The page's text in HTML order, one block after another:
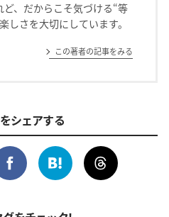
ど、だからこそ気づける“等
しさを大切にしています。
この著者の記事をみる
シェアする